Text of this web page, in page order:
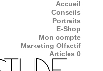
Accueil
Conseils
Portraits
E-Shop
Mon compte
Marketing Olfactif
Articles 0